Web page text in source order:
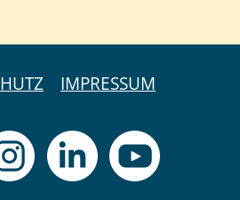
IMPRESSUM